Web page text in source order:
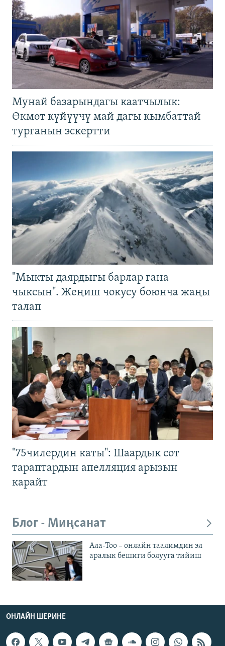
Мунай базарындагы каатчылык:
Өкмөт күйүүчү май дагы кымбаттай
турганын эскертти
"Мыкты даярдыгы барлар гана
чыксын". Жеңиш чокусу боюнча жаңы
талап
"75чилердин каты": Шаардык сот
тараптардын апелляция арызын
карайт
Блог - Миңсанат
Ала-Тоо – онлайн таалимдин эл
аралык бешиги болууга тийиш
ОНЛАЙН ШЕРИНЕ